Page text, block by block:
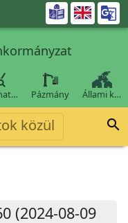

Pázmány Állami k…
közül 
(2024-08-09